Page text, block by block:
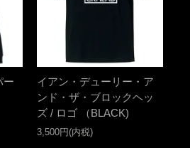
ー
イアン・デューリー・ア
ンド・ザ・ブロックヘッ
ズ / ロゴ （BLACK)
3,500円(内税)